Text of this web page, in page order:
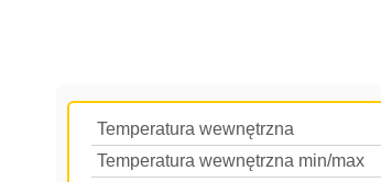
Temperatura wewnętrzna
Temperatura wewnętrzna min/max